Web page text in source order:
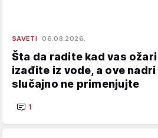
SAVETI 06.08.2026.
Šta da radite kad vas
izađite iz vode, a ove
slučajno ne primenjujte
1